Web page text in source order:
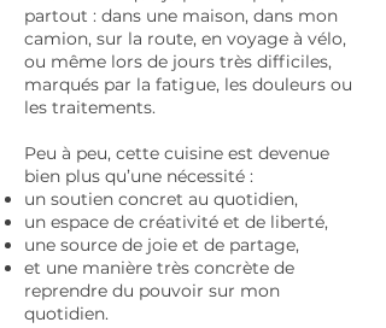
partout : dans une maison, dans mon
camion, sur la route, en voyage à vélo,
ou même lors de jours très difficiles,
marqués par la fatigue, les douleurs ou
les traitements.
Peu à peu, cette cuisine est devenue
bien plus qu’une nécessité :
un soutien concret au quotidien,
un espace de créativité et de liberté,
une source de joie et de partage,
et une manière très concrète de
reprendre du pouvoir sur mon
quotidien.